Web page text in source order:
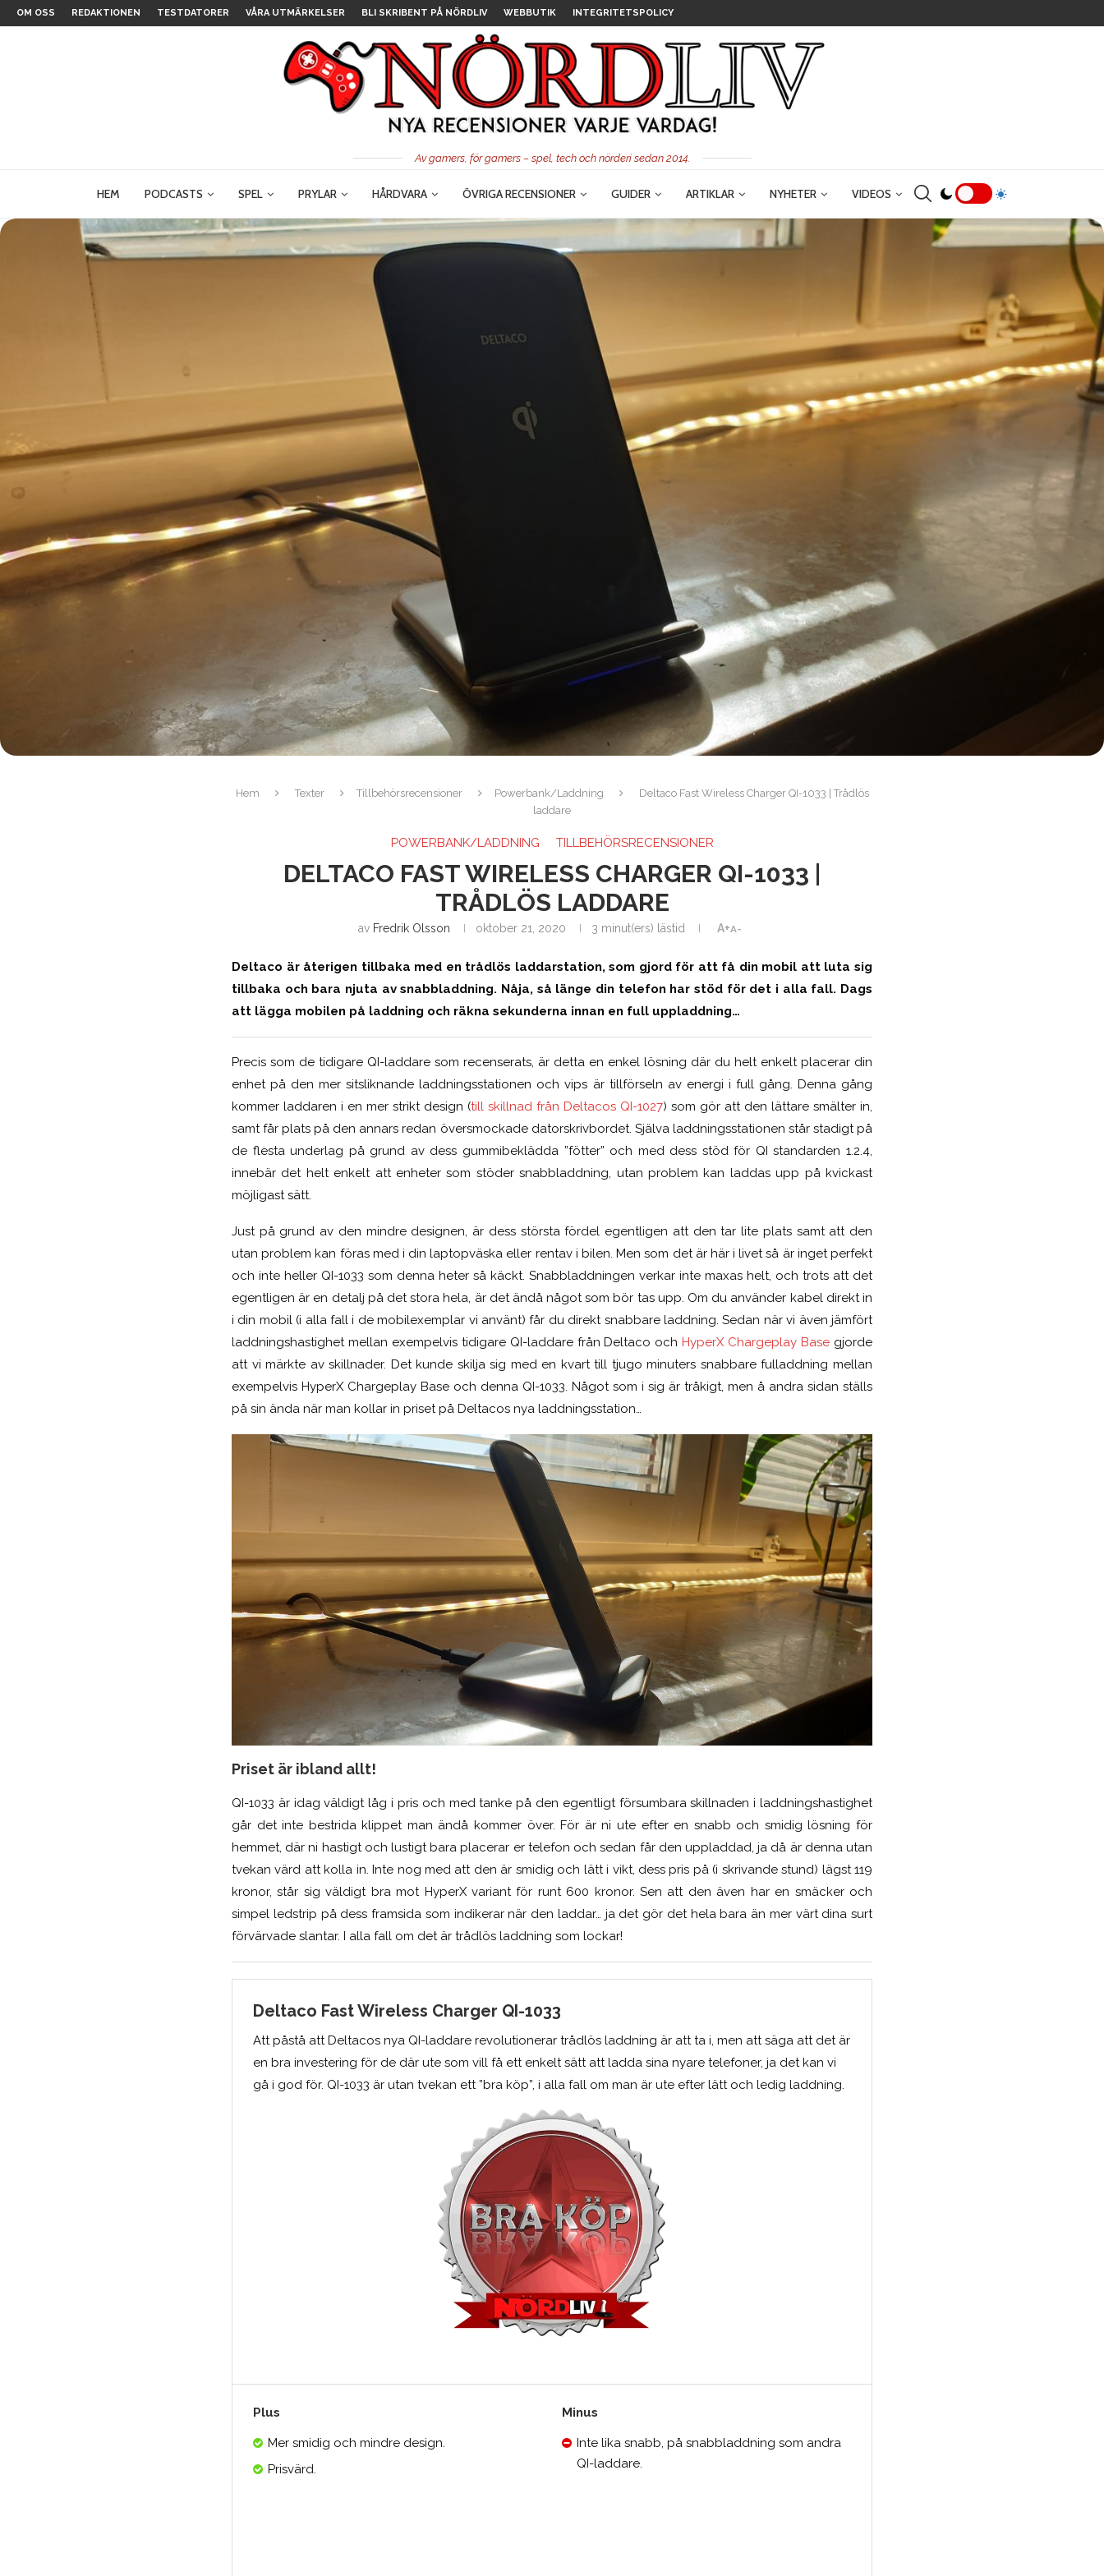
OM OSS REDAKTIONEN TESTDATORER VÅRA UTMÄRKELSER BLI SKRIBENT PÅ NÖRDLIV WEBBUTIK INTEGRITETSPOLICY
Av gamers, för gamers – spel, tech och nörderi sedan 2014.
HEM PODCASTS SPEL PRYLAR HÅRDVARA ÖVRIGA RECENSIONER GUIDER ARTIKLAR NYHETER VIDEOS
Hem Texter Tillbehörsrecensioner Powerbank/Laddning
Deltaco Fast Wireless Charger QI-1033 | Trådlös
laddare
POWERBANK/LADDNING TILLBEHÖRSRECENSIONER
DELTACO FAST WIRELESS CHARGER QI-1033 |
TRÅDLÖS LADDARE
av Fredrik Olsson oktober 21, 2020 3 minut(ers) lästid A+A-
Deltaco är återigen tillbaka med en trådlös laddarstation, som gjord för att få din mobil att luta sig
tillbaka och bara njuta av snabbladdning. Nåja, så länge din telefon har stöd för det i alla fall. Dags
att lägga mobilen på laddning och räkna sekunderna innan en full uppladdning…
Precis som de tidigare QI-laddare som recenserats, är detta en enkel lösning där du helt enkelt placerar din
enhet på den mer sitsliknande laddningsstationen och vips är tillförseln av energi i full gång. Denna gång
kommer laddaren i en mer strikt design (till skillnad från Deltacos QI-1027) som gör att den lättare smälter in,
samt får plats på den annars redan översmockade datorskrivbordet. Själva laddningsstationen står stadigt på
de flesta underlag på grund av dess gummibeklädda ”fötter” och med dess stöd för QI standarden 1.2.4,
innebär det helt enkelt att enheter som stöder snabbladdning, utan problem kan laddas upp på kvickast
möjligast sätt.
Just på grund av den mindre designen, är dess största fördel egentligen att den tar lite plats samt att den
utan problem kan föras med i din laptopväska eller rentav i bilen.Men som det är här i livet så är inget perfekt
och inte heller QI-1033 som denna heter så käckt. Snabbladdningen verkar inte maxas helt, och trots att det
egentligen är en detalj på det stora hela, är det ändå något som bör tas upp. Om du använder kabel direkt in
i din mobil (i alla fall i de mobilexemplar vi använt) får du direkt snabbare laddning. Sedan när vi även jämfört
laddningshastighet mellan exempelvis tidigare QI-laddare från Deltaco och HyperX Chargeplay Base gjorde
att vi märkte av skillnader. Det kunde skilja sig med en kvart till tjugo minuters snabbare fulladdning mellan
exempelvis HyperX Chargeplay Base och denna QI-1033. Något som i sig är tråkigt, men å andra sidan ställs
på sin ända när man kollar in priset på Deltacos nya laddningsstation…
Priset är ibland allt!
QI-1033 är idag väldigt låg i pris och med tanke på den egentligt försumbara skillnaden i laddningshastighet
går det inte bestrida klippet man ändå kommer över. För är ni ute efter en snabb och smidig lösning för
hemmet, där ni hastigt och lustigt bara placerar er telefon och sedan får den uppladdad, ja då är denna utan
tvekan värd att kolla in. Inte nog med att den är smidig och lätt i vikt, dess pris på (i skrivande stund) lägst 119
kronor, står sig väldigt bra mot HyperX variant för runt 600 kronor. Sen att den även har en smäcker och
simpel ledstrip på dess framsida som indikerar när den laddar… ja det gör det hela bara än mer värt dina surt
förvärvade slantar. I alla fall om det är trådlös laddning som lockar!
Deltaco Fast Wireless Charger QI-1033
Att påstå att Deltacos nya QI-laddare revolutionerar trådlös laddning är att ta i, men att säga att det är
en bra investering för de där ute som vill få ett enkelt sätt att ladda sina nyare telefoner, ja det kan vi
gå i god för. QI-1033 är utan tvekan ett ”bra köp”, i alla fall om man är ute efter lätt och ledig laddning.
Plus
Mer smidig och mindre design.
Prisvärd.
Minus
Inte lika snabb, på snabbladdning som andra
QI-laddare.